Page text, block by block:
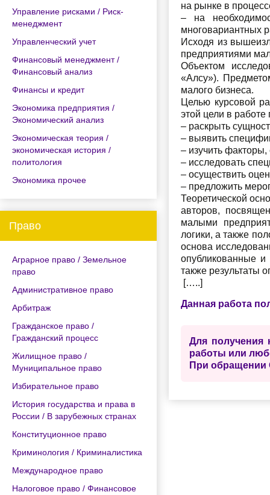
Управление рисками / Риск-
менеджмент
Управленческий учет
Финансовый менеджмент /
Финансовый анализ
Финансы и кредит
Экономика предприятия /
Экономический анализ
Экономическая теория /
экономическая история /
политология
Экономика прочее
Право
Аграрное право / Земельное
право
Административное право
Арбитраж
Гражданское право /
Гражданский процесс
Жилищное право /
Муниципальное право
Избирательное право
История государства и права в
России / В зарубежных странах
Конституционное право
Криминология / Криминалистика
Международное право
Налоговое право / Финансовое
на рынке в
– на
многовариантных
Исходя из
предприятиями
Объектом
«Алсу»).
малого бизнеса.
Целью курсовой
этой цели в
– раскрыть
– выявить
– изучить
– исследовать
– осуществить
– предложить
Теоретической
авторов,
малыми
логики, а также
основа
опубликованные
также результаты
[…..]
Данная работа
Для получения
работы или
При обращении